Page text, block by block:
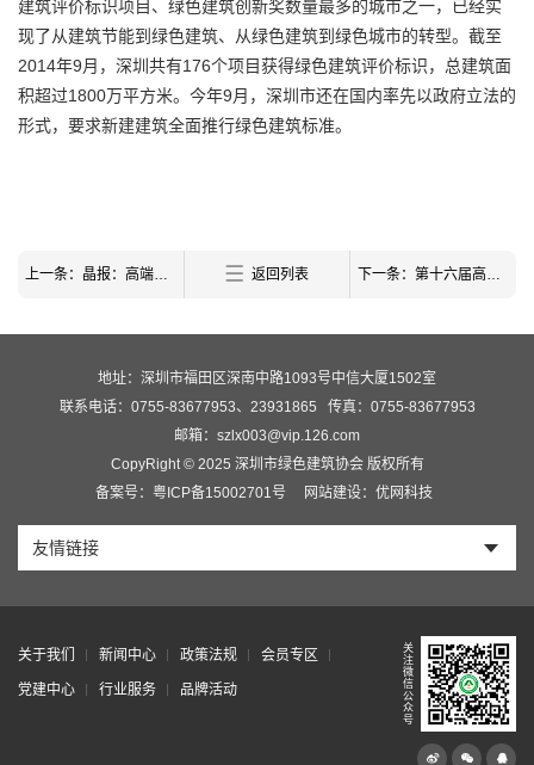
建筑评价标识项目、绿色建筑创新奖数量最多的城市之一，已经实
现了从建筑节能到绿色建筑、从绿色建筑到绿色城市的转型。截至
2014年9月，深圳共有176个项目获得绿色建筑评价标识，总建筑面
积超过1800万平方米。今年9月，深圳市还在国内率先以政府立法的
形式，要求新建建筑全面推行绿色建筑标准。
上一条：晶报：高端样板房 一眼观未来 返回列表 下一条：第十六届高交会“绿色建筑主题展”盛大展出
地址：深圳市福田区深南中路1093号中信大厦1502室
联系电话：0755-83677953、23931865
传真：0755-83677953
邮箱：szlx003@vip.126.com
CopyRight © 2025 深圳市绿色建筑协会 版权所有
备案号：粤ICP备15002701号
网站建设：优网科技
友情链接
关于我们 新闻中心 政策法规 会员专区
党建中心 行业服务 品牌活动
关
注
微
信
公
众
号